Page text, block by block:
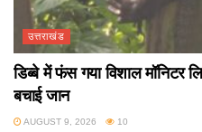
उत्तराखंड
डिब्बे में फंस गया विशाल मॉनिटर
बचाई जान
AUGUST 9, 2026 10